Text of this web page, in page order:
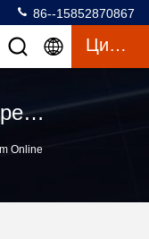
86--15852870867
Цитата
Keywords [ cable stripper 20mm ] Match 1 продукты
Online